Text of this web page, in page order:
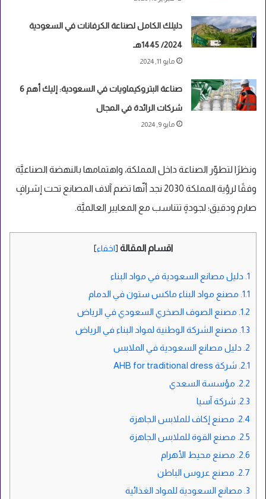
دليلك الكامل لصناعة الكرفانات في السعودية
2024/ 1445هـ
مايو 11, 2024
صناعة البتروكيماويات في السعودية: إليك أهم 6
شركات الرائدة في المجال
مايو 9, 2024
ونظرًا لتطوّر الصناعة داخل المملكة، واهتمامها بالنهضة الصناعيَّة
وفقًا لرؤية المملكة 2030 نجد أنّها تضم آلاف المصانع تحت إشرافٍ
صارم ودقيق؛ لجودةٍ تتناسب مع المعايير العالميَّة.
اقسام المقالة [اخفاء]
1. دليل مصانع السعودية في مواد البناء
1.1. مصنع مواد البناء ماكس ستون في الدمام
1.2. مصنع الصوف الصخري السعودي في الرياض
1.3. مصنع الشركة الوطنية لمواد البناء في الرياض
2. دليل مصانع السعودية في الملابس
2.1. شركة AHB for traditional dress
2.2. مؤسسة السعدي
2.3. شركة آسيا
2.4. مصنع إكاف للملابس الجاهزة
2.5. مصنع القوة للملابس الجاهزة
2.6. مصنع محيط الأهرام
2.7. مصنع عروس الباطن
3. مصانع السعودية للمواد الغذائية